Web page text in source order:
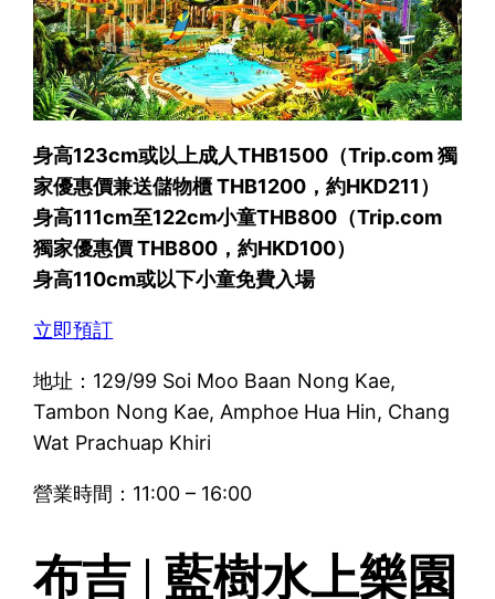
身高123cm或以上成人THB1500（Trip.com 獨
家優惠價兼送儲物櫃 THB1200，約HKD211）
身高111cm至122cm小童THB800（Trip.com
獨家優惠價 THB800，約HKD100）
身高110cm或以下小童免費入場
立即預訂
地址：129/99 Soi Moo Baan Nong Kae,
Tambon Nong Kae, Amphoe Hua Hin, Chang
Wat Prachuap Khiri
營業時間：11:00 – 16:00
布吉 | 藍樹水上樂園